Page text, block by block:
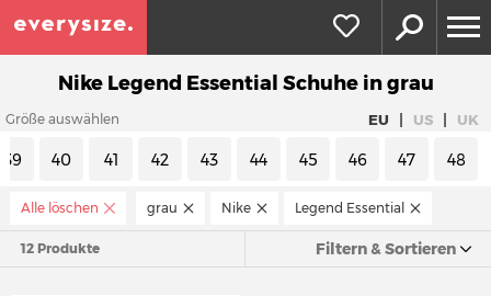
Nike Legend Essential Schuhe in grau
Größe auswählen EU | US | UK
39 40 41 42 43 44 45 46 47 48
Alle löschen grau Nike Legend Essential
12 Produkte Filtern & Sortieren